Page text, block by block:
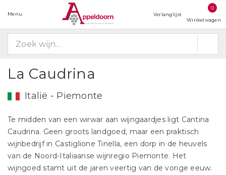
Menu Verlanglijst
0
Winkelwagen
La Caudrina
Italië - Piemonte
Te midden van een wirwar aan wijngaardjes ligt Cantina
Caudrina. Geen groots landgoed, maar een praktisch
wijnbedrijf in Castiglione Tinella, een dorp in de heuvels
van de Noord-Italiaanse wijnregio Piemonte. Het
wijngoed stamt uit de jaren veertig van de vorige eeuw.